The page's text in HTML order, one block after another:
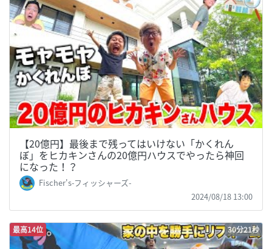
【20億円】最後まで残ってはいけない「かくれん
ぼ」をヒカキンさんの20億円ハウスでやったら神回
になった！？
Fischer's-フィッシャーズ-
2024/08/18 13:00
最高14位 30分21秒